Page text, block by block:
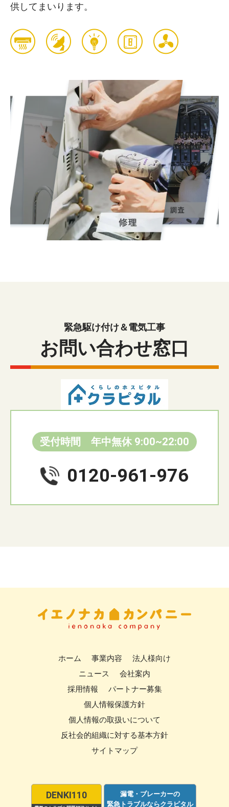
供してまいります。
緊急駆け付け＆電気工事
お問い合わせ窓口
受付時間 年中無休 9:00~22:00
0120-961-976
ホーム 事業内容
法人様向け
ニュース
会社案内
採用情報
パートナー募集
個人情報保護方針
個人情報の取扱いについて
反社会的組織に対する基本方針
サイトマップ
DENKI110
漏電・ブレーカーの
緊急トラブルならクラピタル